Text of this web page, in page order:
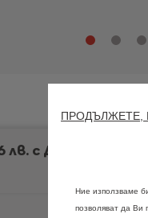
лв. с ДДС
ПРОДЪЛЖЕТЕ,
Ние използваме
позволяват да Ви